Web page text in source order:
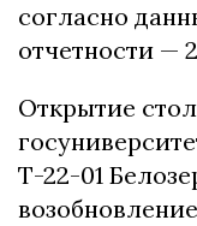
согласно
отчетности —
Открытие
Т-22-01